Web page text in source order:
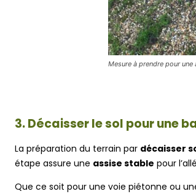
Mesure à prendre pour une
3. Décaisser le sol pour une
La préparation du terrain par décaisser
étape assure une assise stable pour
Que ce soit pour une voie piétonne ou